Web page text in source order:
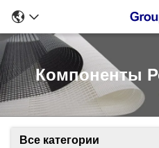
Компоненты
Все категории